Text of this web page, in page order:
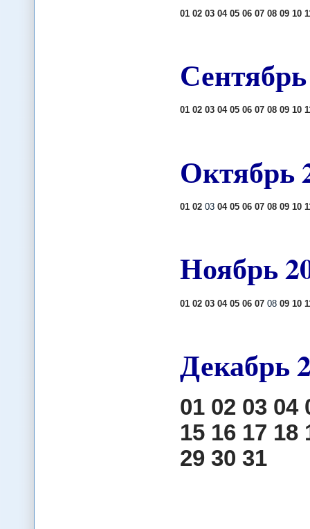
01 02 03 04 05 06 07 08 09 10
Сентябрь
01 02 03 04 05 06 07 08 09 10
Октябрь
01 0203 04 05 06 07 08 09 10
Ноябрь
01 02 03 04 05 06 0708 09 10
Декабрь
01 02 03 04
15 16 17 18
29 30 31